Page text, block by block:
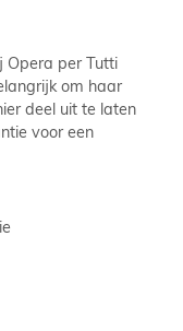
Opera per Tutti
om haar
deel uit te laten
voor een